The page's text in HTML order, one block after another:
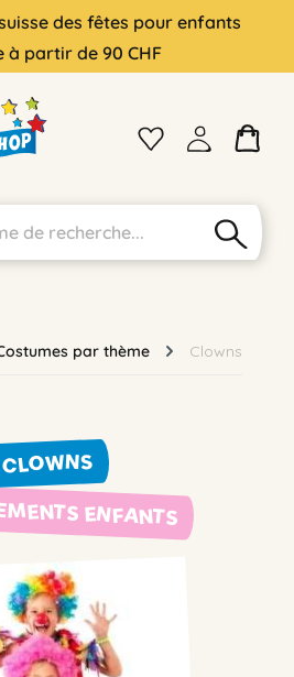
des fêtes pour enfants
partir de 90 CHF
par thème Clowns
CLOWNS
ENFANTS